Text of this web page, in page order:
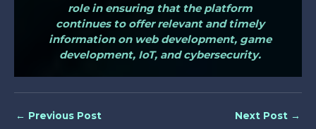
role in ensuring that the platform
continues to offer relevant and timely
information on web development, game
development, IoT, and cybersecurity.
← Previous Post Next Post →